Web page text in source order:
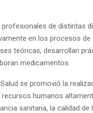
de distintas
en los procesos de
teóricas, desarrollan
medicamentos.
se promovió la
humanos
sanitaria, la calidad de